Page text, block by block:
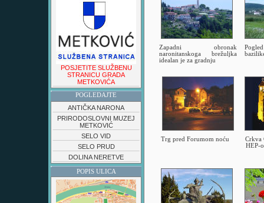
POSJETITE SLUŽBENU
STRANICU GRADA
METKOVIĆA
POGLEDAJTE
ANTIČKA NARONA
PRIRODOSLOVNI MUZEJ
METKOVIĆ
SELO VID
SELO PRUD
DOLINA NERETVE
POPIS ULICA
Zapadni obronak
naronitanskoga brežuljka
idealan je za gradnju
Trg pred Forumom noću
Crkva
HEP-